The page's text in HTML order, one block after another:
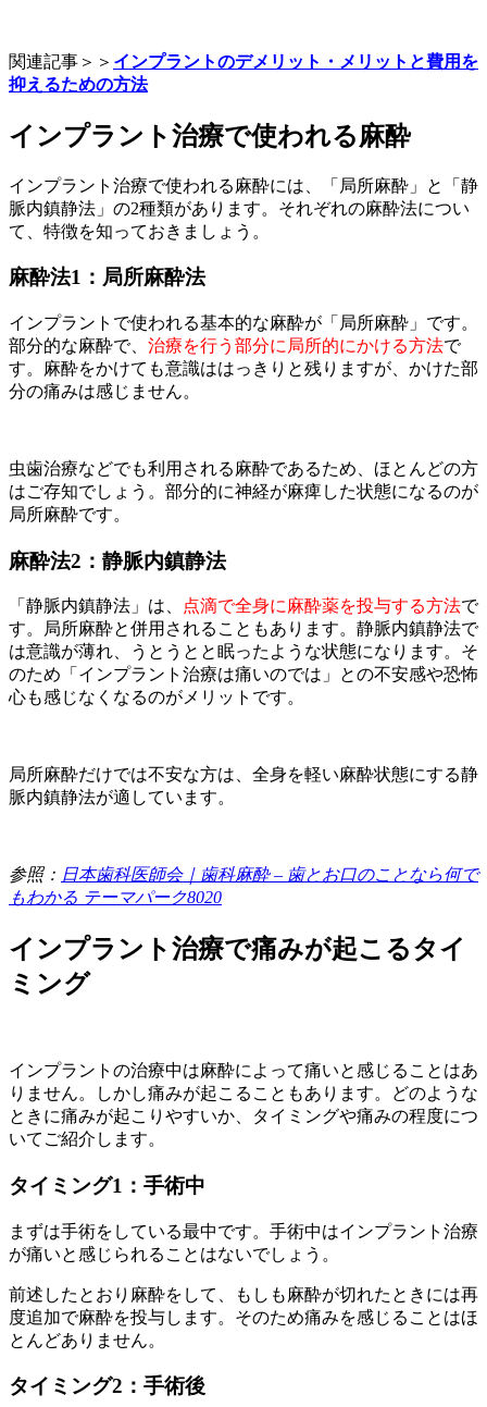
関連記事＞＞ インプラントのデメリット・メリットと費用を
抑えるための方法
インプラント治療で使われる麻酔
インプラント治療で使われる麻酔には、「局所麻酔」と「静
脈内鎮静法」の2種類があります。それぞれの麻酔法につい
て、特徴を知っておきましょう。
麻酔法1：局所麻酔法
インプラントで使われる基本的な麻酔が「局所麻酔」です。
部分的な麻酔で、 治療を行う部分に局所的にかける方法で
す。麻酔をかけても意識ははっきりと残りますが、かけた部
分の痛みは感じません。
虫歯治療などでも利用される麻酔であるため、ほとんどの方
はご存知でしょう。部分的に神経が麻痺した状態になるのが
局所麻酔です。
麻酔法2：静脈内鎮静法
「静脈内鎮静法」は、 点滴で全身に麻酔薬を投与する方法で
す。局所麻酔と併用されることもあります。静脈内鎮静法で
は意識が薄れ、うとうとと眠ったような状態になります。そ
のため「インプラント治療は痛いのでは」との不安感や恐怖
心も感じなくなるのがメリットです。
局所麻酔だけでは不安な方は、全身を軽い麻酔状態にする静
脈内鎮静法が適しています。
参照： 日本歯科医師会｜歯科麻酔 – 歯とお口のことなら何で
もわかる テーマパーク8020
インプラント治療で痛みが起こるタイ
ミング
インプラントの治療中は麻酔によって痛いと感じることはあ
りません。しかし痛みが起こることもあります。どのような
ときに痛みが起こりやすいか、タイミングや痛みの程度につ
いてご紹介します。
タイミング1：手術中
まずは手術をしている最中です。手術中はインプラント治療
が痛いと感じられることはないでしょう。
前述したとおり麻酔をして、もしも麻酔が切れたときには再
度追加で麻酔を投与します。そのため痛みを感じることはほ
とんどありません。
タイミング2：手術後